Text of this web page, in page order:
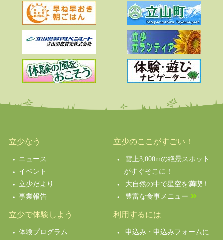
立少なう
ニュース
イベント
立少だより
事業報告
立少のここがすごい！
雲上3,000mの絶景スポット
がすぐそこに！
大自然の中で星空を満喫！
豊富な食事メニュー
立少で体験しよう
体験プログラム
利用するには
申込み・申込みフォームに